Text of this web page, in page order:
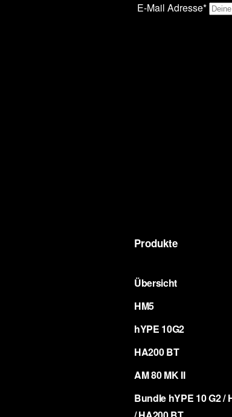
E-Mail Adresse*
Produkte
Übersicht
HM5
hYPE 10G2
HA200 BT
AM 80 MK II
Bundle hYPE 10 G2 /